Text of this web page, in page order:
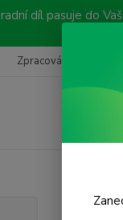
díl pasuje do
Zpracování objednávky